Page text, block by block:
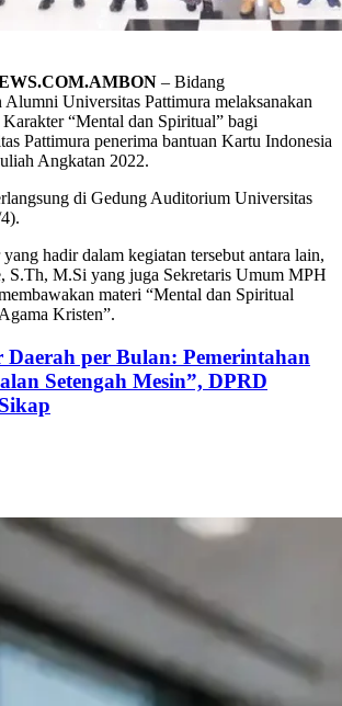
– Bidang
Alumni Universitas Pattimura melaksanakan
“Mental dan Spiritual” bagi
Pattimura penerima bantuan Kartu Indonesia
Angkatan 2022.
di Gedung Auditorium Universitas
hadir dalam kegiatan tersebut antara lain,
S.Th, M.Si yang juga Sekretaris Umum MPH
materi “Mental dan Spiritual
Kristen”.
per Bulan: Pemerintahan
Setengah Mesin”, DPRD